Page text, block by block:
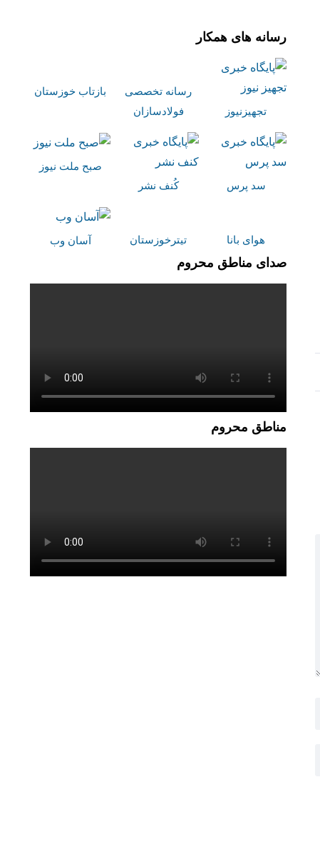
رسانه های همکار
تجهیزنیوز
رسانه تخصصی
فولادسازان
بازتاب خوزستان
سد پرس کُنف نشر
صبح ملت نیوز
هوای بانا تیترخوزستان آسان وب
صدای مناطق محروم
مناطق محروم